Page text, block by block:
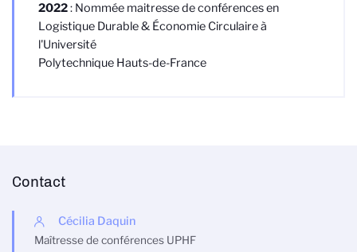
2022: Nommée maitresse de conférences en
Logistique Durable & Économie Circulaire à
l'Université
Polytechnique Hauts-de-France
Contact
Cécilia Daquin
Maîtresse de conférences UPHF